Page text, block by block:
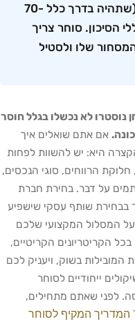
של מודל התיווך, חלוקת הרווחים (שתהיה בדרך כלל 70-
הסיכון. סוחר צריך
שלו ולסטיל
נוסטרו לא נכשלו בגלל חוסר
אם אתם שואלים איך
היא: יש להשוות לפחות
הרווחים, סוגי הנכסים,
על דבר. בחירת חברת
בבחירת שותף עסקי שישפיע
המסלול המקצועי שלכם
הקריטריונים הקריטיים,
המובילות בשוק, ויעניק לכם
ייחודיים לסוחר
לפני שאתם מתחילים,
המדריך המקיף לסוחר